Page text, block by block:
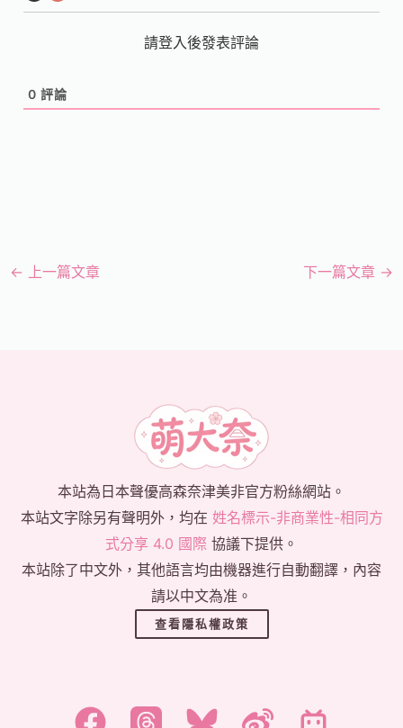
請登入後發表評論
0 評論
← 上一篇文章 下一篇文章 →
本站為日本聲優高森奈津美非官方粉絲網站。
本站文字除另有聲明外，均在 姓名標示-非商業性-相同方
式分享 4.0 國際 協議下提供。
本站除了中文外，其他語言均由機器進行自動翻譯，內容
請以中文為准。
查看隱私權政策